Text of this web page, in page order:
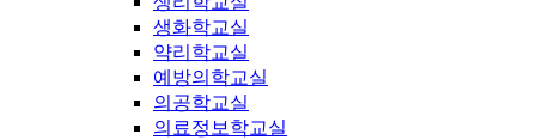
생화학교실
약리학교실
예방의학교실
의공학교실
의료정보학교실